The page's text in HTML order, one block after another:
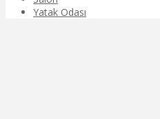
Yatak Odası